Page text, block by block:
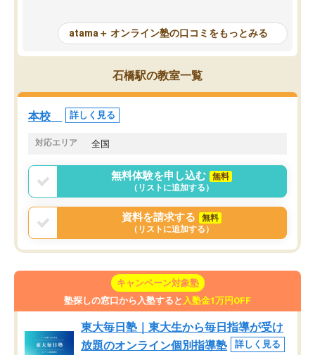
が、自分で自分の管理ができない人に
とっては難しい部分もあるのではない
かと思った。
元数が可視化されるので
しながら意欲的に取り組
常に効果を実感している
すめできる塾です。
atama＋ オンライン塾の口コミをもっとみる
石橋駅の教室一覧
本校 詳しく見る
対応エリア 全国
無料体験を申し込む
無料
（リストに追加する）
資料を請求する
無料
（リストに追加する）
キャンペーン対象塾
塾探しの窓口から入塾すると 入塾金1万円OFF
東大毎日塾｜東大生から毎日指導が受け
放題のオンライン個別指導塾
詳しく見る